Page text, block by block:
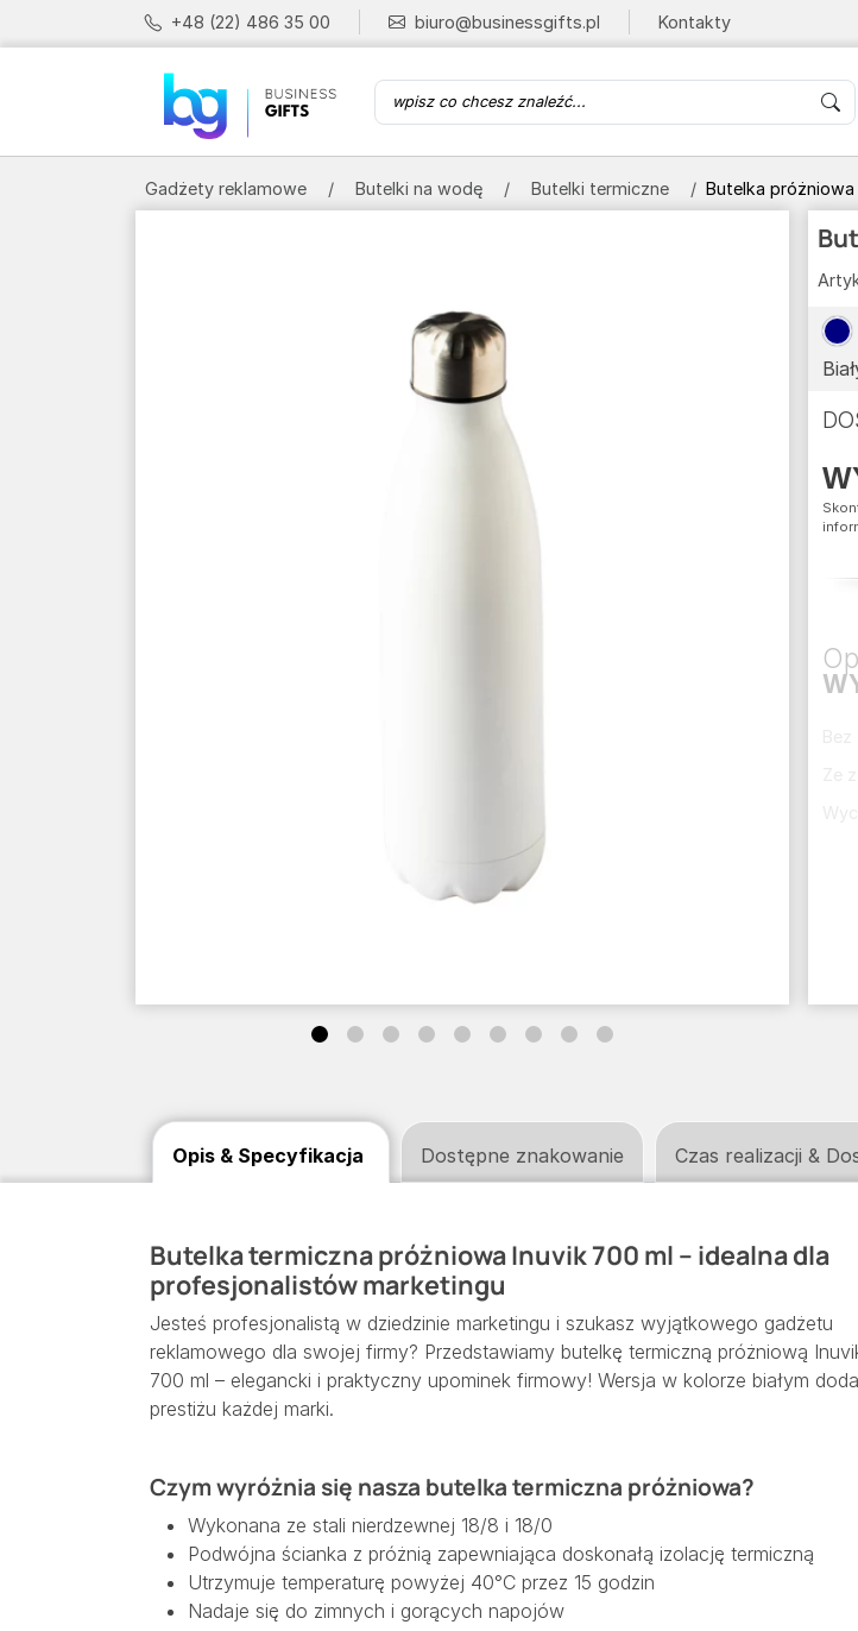
+48 (22) 486 35 00 biuro@businessgifts.pl Kontakty
Gadżety reklamowe Butelki na wodę Butelki termiczne Butelka próżniowa
Butelka termiczna próżniowa Inuvik 700 ml – idealna dla
profesjonalistów marketingu
Jesteś profesjonalistą w dziedzinie marketingu i szukasz wyjątkowego gadżetu
reklamowego dla swojej firmy? Przedstawiamy butelkę termiczną próżniową
700 ml – elegancki i praktyczny upominek firmowy! Wersja w kolorze białym doda
prestiżu każdej marki.
Czym wyróżnia się nasza butelka termiczna próżniowa?
Wykonana ze stali nierdzewnej 18/8 i 18/0
Podwójna ścianka z próżnią zapewniająca doskonałą izolację termiczną
Utrzymuje temperaturę powyżej 40°C przez 15 godzin
Nadaje się do zimnych i gorących napojów
Opis & Specyfikacja Dostępne znakowanie Czas realizacji &